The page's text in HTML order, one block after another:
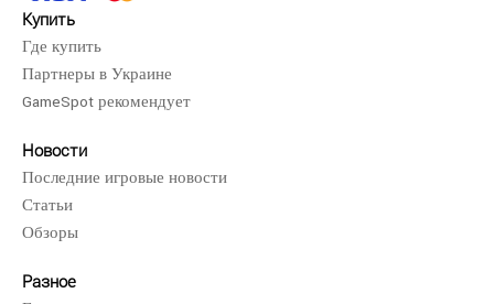
Купить
Где купить
Партнеры в Украине
GameSpot рекомендует
Новости
Последние игровые новости
Статьи
Обзоры
Разное